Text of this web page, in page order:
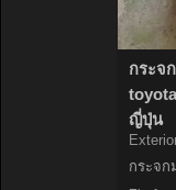
กระจ
ญี่ปุ่น
กระจก